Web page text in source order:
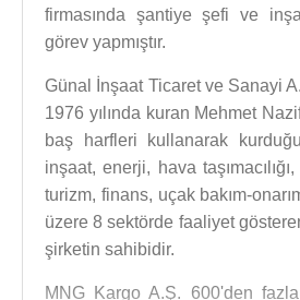
firmasında şantiye şefi ve
görev yapmıştır.
Günal İnşaat Ticaret ve Sanayi
1976 yılında kuran Mehmet
baş harfleri kullanarak
inşaat, enerji, hava taşımacılığı,
turizm, finans, uçak bakım-
üzere 8 sektörde faaliyet
şirketin sahibidir.
MNG Kargo A.Ş. 600'den